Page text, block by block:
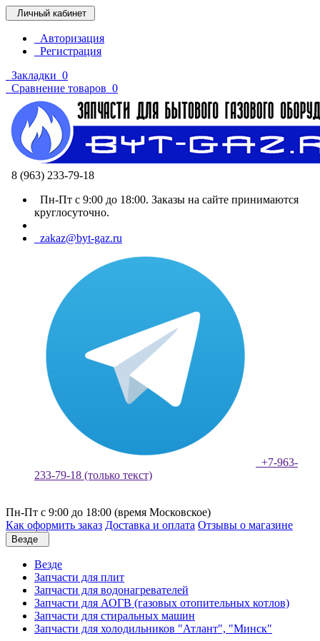
Личный кабинет
Авторизация
Регистрация
Закладки 0
Сравнение товаров 0
8 (963) 233-79-18
Пн-Пт с 9:00 до 18:00. Заказы на сайте принимаются
круглосуточно.
zakaz@byt-gaz.ru
+7-963-
233-79-18 (только текст)
Пн-Пт с 9:00 до 18:00 (время Московское)
Как оформить заказ Доставка и оплата Отзывы о магазине
Везде
Везде
Запчасти для плит
Запчасти для водонагревателей
Запчасти для АОГВ (газовых отопительных котлов)
Запчасти для стиральных машин
Запчасти для холодильников "Атлант", "Минск"